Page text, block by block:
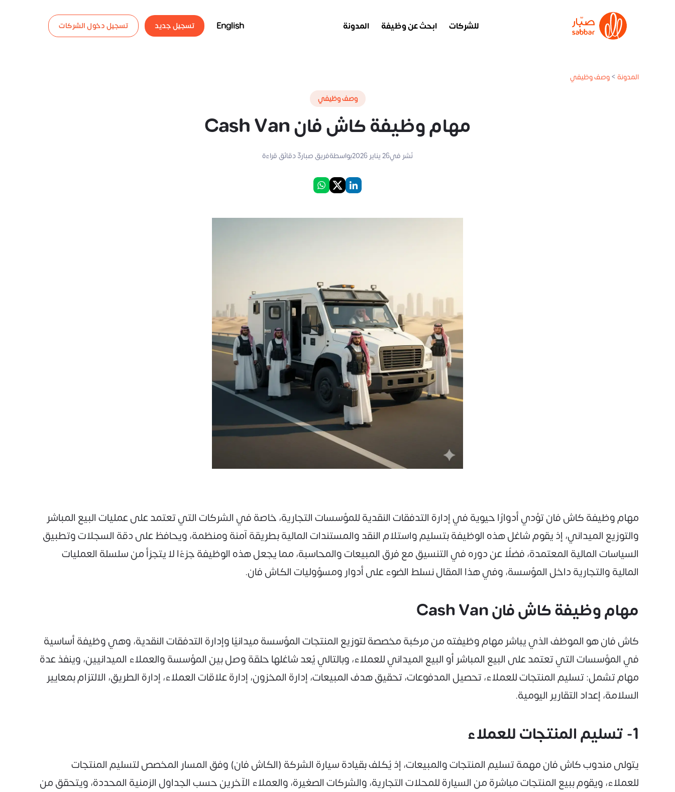
للشركات ابحث عن وظيفة المدونة English تسجيل جديد تسجيل دخول الشركات
المدونة>وصف وظيفي
وصف وظيفي
مهام وظيفة كاش فان Cash Van
نُشر في26 يناير 2026 بواسطةفريق صبار3دقائق قراءة
مهام وظيفة كاش فان تؤدي أدوارًا حيوية في إدارة التدفقات النقدية للمؤسسات التجارية، خاصة في الشركات التي تعتمد على عمليات البيع المباشر
والتوزيع الميداني، إذ يقوم شاغل هذه الوظيفة بتسليم واستلام النقد والمستندات المالية بطريقة آمنة ومنظمة، ويحافظ على دقة السجلات وتطبيق
السياسات المالية المعتمدة، فضلًا عن دوره في التنسيق مع فرق المبيعات والمحاسبة، مما يجعل هذه الوظيفة جزءًا لا يتجزأ من سلسلة العمليات
المالية والتجارية داخل المؤسسة، وفي هذا المقال نسلط الضوء على أدوار ومسؤوليات الكاش فان.
مهام وظيفة كاش فان Cash Van
كاش فان هو الموظف الذي يباشر مهام وظيفته من مركبة مخصصة لتوزيع المنتجات المؤسسة ميدانيًا وإدارة التدفقات النقدية، وهي وظيفة أساسية
في المؤسسات التي تعتمد على البيع المباشر أو البيع الميداني للعملاء، وبالتالي يُعد شاغلها حلقة وصل بين المؤسسة والعملاء الميدانيين، وينفذ عدة
مهام تشمل: تسليم المنتجات للعملاء، تحصيل المدفوعات، تحقيق هدف المبيعات، إدارة المخزون، إدارة علاقات العملاء، إدارة الطريق، الالتزام بمعايير
السلامة، إعداد التقارير اليومية.
1- تسليم المنتجات للعملاء
يتولى مندوب كاش فان مهمة تسليم المنتجات والمبيعات، إذ يُكلف بقيادة سيارة الشركة (الكاش فان) وفق المسار المخصص لتسليم المنتجات
للعملاء، ويقوم ببيع المنتجات مباشرة من السيارة للمحلات التجارية، والشركات الصغيرة، والعملاء الآخرين حسب الجداول الزمنية المحددة، ويتحقق من